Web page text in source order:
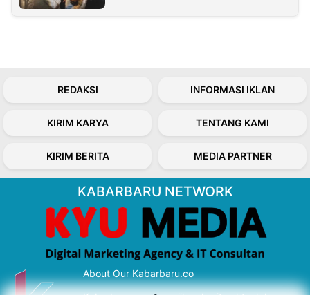
REDAKSI INFORMASI IKLAN
KIRIM KARYA TENTANG KAMI
KIRIM BERITA MEDIA PARTNER
KABARBARU NETWORK
About Our Kabarbaru.co